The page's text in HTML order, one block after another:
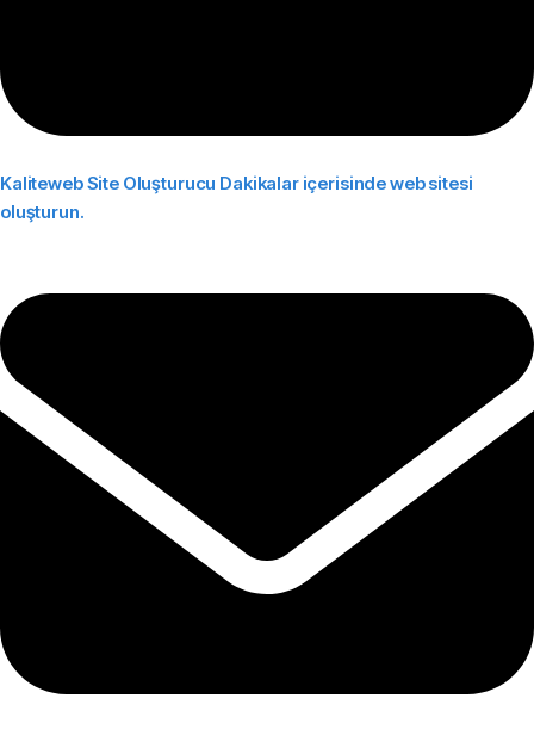
Kaliteweb Site Oluşturucu Dakikalar içerisinde web sitesi
oluşturun.